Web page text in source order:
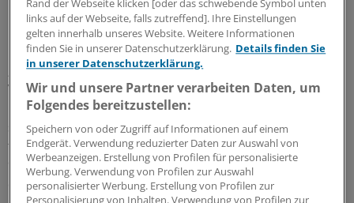
Klein-Schmeink für mehr Digitalkompetenz
„Der Gesetzentwurf bügelt einige Versäumnisse der
Vergangenheit aus, löst aber die grundsätzlichen
Probleme nicht“, kommentiert Maria Klein-Schmeink,
stellvertretende Fraktionsvorsitzende und Sprecherin
für Gesundheitspolitik der Bundestagsfraktion Bündnis
90/Die Grünen, den Gesetzesentwurf. Es müsse nun
darum gehen, „die Nutzer von den neu geschaffenen
Rand der Webseite klicken [oder das schwebende Symbol unten
links auf der Webseite, falls zutreffend]. Ihre Einstellungen
gelten innerhalb unseres Website. Weitere Informationen
finden Sie in unserer Datenschutzerklärung. Details finden Sie
in unserer Datenschutzerklärung.
Wir und unsere Partner verarbeiten Daten, um
Folgendes bereitzustellen:
Speichern von oder Zugriff auf Informationen auf einem
Endgerät. Verwendung reduzierter Daten zur Auswahl von
Werbeanzeigen. Erstellung von Profilen für personalisierte
Werbung. Verwendung von Profilen zur Auswahl
personalisierter Werbung. Erstellung von Profilen zur
Personalisierung von Inhalten. Verwendung von Profilen zur